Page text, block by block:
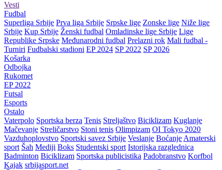
Vesti
Fudbal
Superliga Srbije Prva liga Srbije Srpske lige Zonske lige Niže lige
Srbije Kup Srbije Ženski fudbal Omladinske lige Srbije Lige
Republike Srpske Međunarodni fudbal Prelazni rok Mali fudbal -
Turniri Fudbalski stadioni EP 2024 SP 2022 SP 2026
Košarka
Odbojka
Rukomet
EP 2022
Futsal
Esports
Ostalo
Vaterpolo Sportska berza Tenis Streljaštvo Biciklizam Kuglanje
Mačevanje Streličarstvo Stoni tenis Olimpizam OI Tokyo 2020
Vazduhoplovstvo Sportski savez Srbije Veslanje Boćanje Amaterski
sport Šah Mediji Boks Studentski sport Istorijska razglednica
Badminton Biciklizam Sportska publicistika Padobranstvo Korfbol
Kajak srbijasport.net